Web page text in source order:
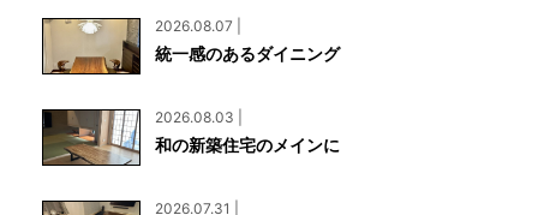
2026.08.07 |
統一感のあるダイニング
2026.08.03 |
和の新築住宅のメインに
2026.07.31 |